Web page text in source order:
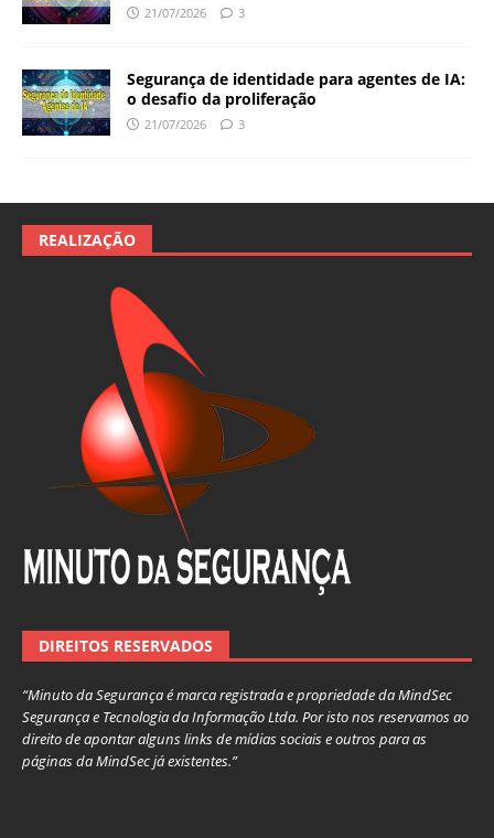
21/07/2026 3
Segurança de identidade para agentes de IA:
o desafio da proliferação
21/07/2026 3
REALIZAÇÃO
DIREITOS RESERVADOS
“Minuto da Segurança é marca registrada e propriedade da MindSec
Segurança e Tecnologia da Informação Ltda. Por isto nos reservamos ao
direito de apontar alguns links de mídias sociais e outros para as
páginas da MindSec já existentes.”